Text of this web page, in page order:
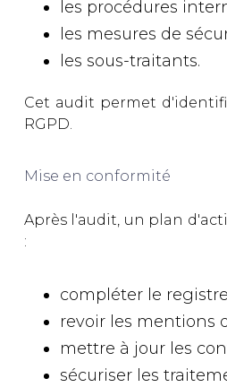
les procédures
les mesures de
les sous-traitants.
Cet audit permet
RGPD.
Mise en conformité
Après l'audit, un plan
:
compléter le
revoir les mentions
mettre à jour les
sécuriser les